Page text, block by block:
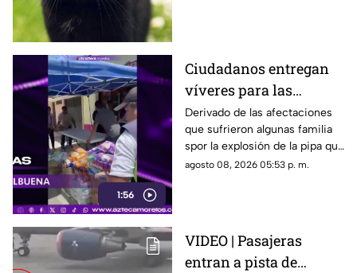
1:56
Ciudadanos entregan
víveres para las
familias afectadas por
la explosión de pipa en
Cuernavaca
Derivado de las afectaciones
que sufrieron algunas familia
spor la explosión de la pipa que
transportaba gas LP,
agosto 08, 2026 05:53 p. m.
VIDEO | Pasajeras
entran a pista de